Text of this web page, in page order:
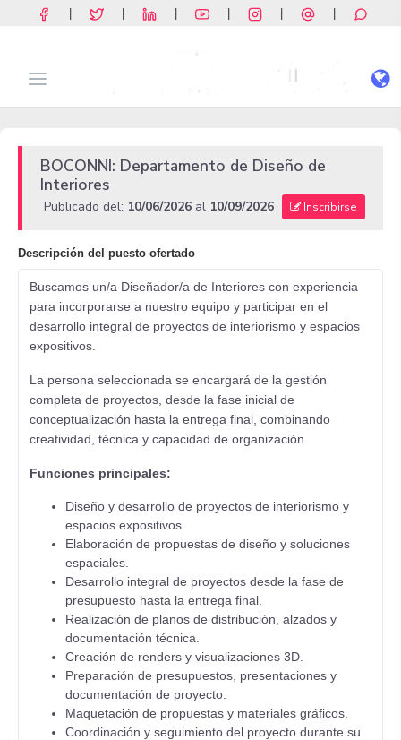
BOCONNI: Departamento de Diseño de
Interiores
Publicado del: 10/06/2026 al 10/09/2026 Inscribirse
Descripción del puesto ofertado
Buscamos un/a Diseñador/a de Interiores con experiencia
para incorporarse a nuestro equipo y participar en el
desarrollo integral de proyectos de interiorismo y espacios
expositivos.
La persona seleccionada se encargará de la gestión
completa de proyectos, desde la fase inicial de
conceptualización hasta la entrega final, combinando
creatividad, técnica y capacidad de organización.
Funciones principales:
Diseño y desarrollo de proyectos de interiorismo y
espacios expositivos.
Elaboración de propuestas de diseño y soluciones
espaciales.
Desarrollo integral de proyectos desde la fase de
presupuesto hasta la entrega final.
Realización de planos de distribución, alzados y
documentación técnica.
Creación de renders y visualizaciones 3D.
Preparación de presupuestos, presentaciones y
documentación de proyecto.
Maquetación de propuestas y materiales gráficos.
Coordinación y seguimiento del proyecto durante su